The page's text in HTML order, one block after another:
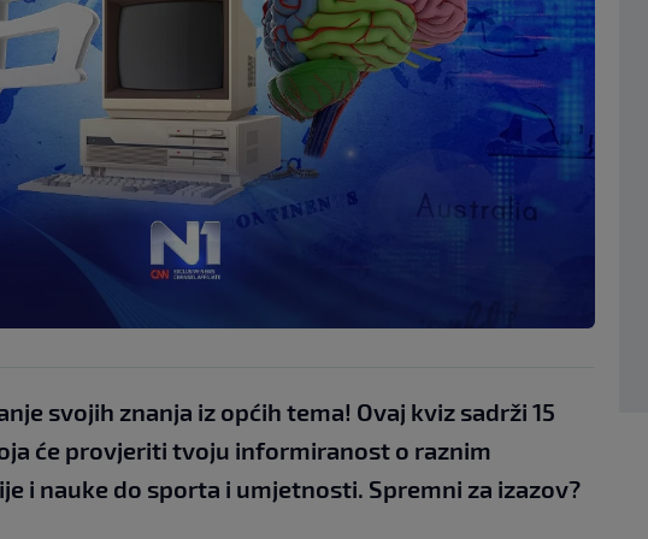
svojih znanja iz općih tema! Ovaj kviz sadrži 15
će provjeriti tvoju informiranost o raznim
i nauke do sporta i umjetnosti. Spremni za izazov?